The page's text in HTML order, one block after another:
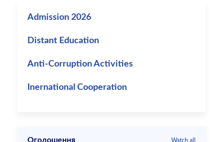
Admission 2026
Distant Education
Anti-Corruption Activities
Inernational Cooperation
Оголошення Watch all